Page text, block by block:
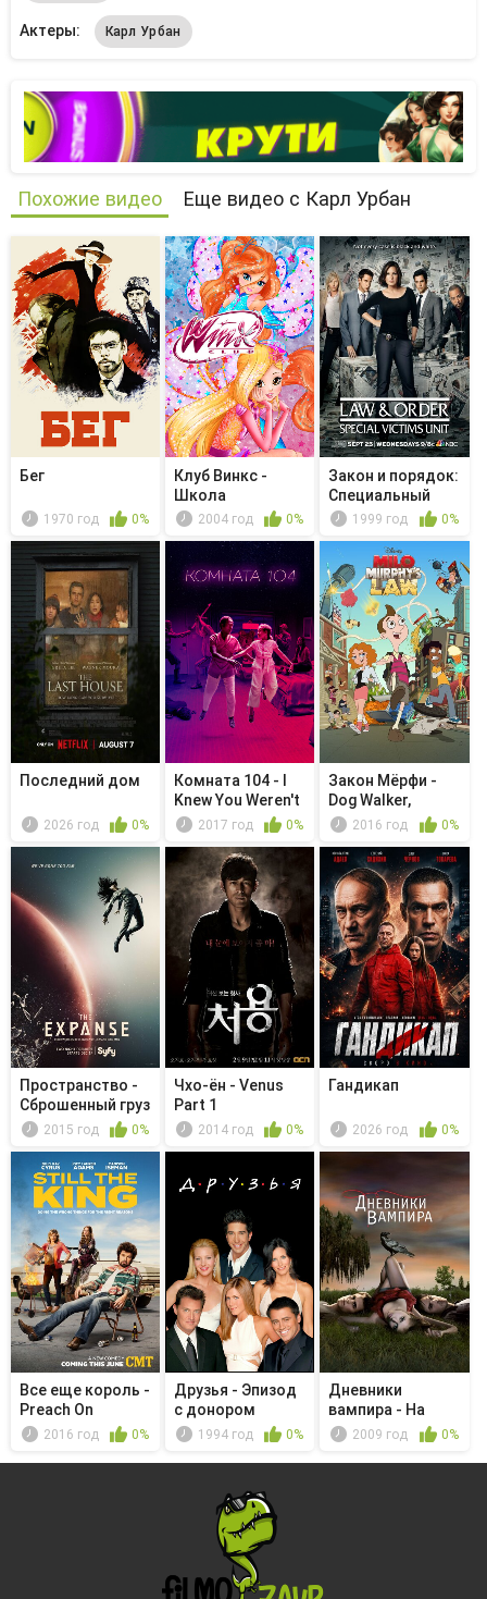
Актеры: Карл Урбан
Похожие видео Еще видео с Карл Урбан
Бег
1970 год 0%
Клуб Винкс -
Школа
волшебниц -
2004 год 0%
Закон и порядок:
Специальный
корпус -...
1999 год 0%
Последний дом
2026 год 0%
Комната 104 - I
Knew You Weren't
Dead2017 год 0%
Закон Мёрфи -
Dog Walker,
Runner, Scr...
2016 год 0%
Пространство -
Сброшенный груз
2015 год 0%
Чхо-ён - Venus
Part 1
2014 год 0%
Гандикап
2026 год 0%
Все еще король -
Preach On
2016 год 0%
Друзья - Эпизод
с донором
1994 год 0%
Дневники
вампира - На
глухой2009 год 0%